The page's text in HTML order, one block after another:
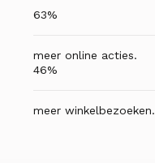
63%
meer online acties.
46%
meer winkelbezoeken.